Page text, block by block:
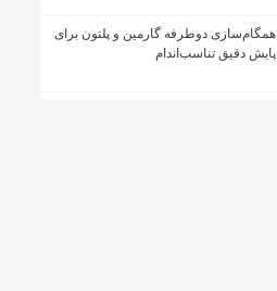
همگام‌سازی دوطرفه گارمین و پلتون برای
پایش دقیق تناسب‌اندام